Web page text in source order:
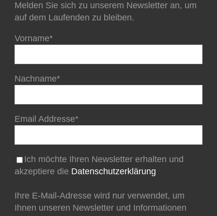
Melden Sie sich zu unserem Newsletter an, um
auf dem Laufenden zu bleiben.
Vorname*
Nachname*
Email Addresse*
Ich möchte Ihren Newsletter erhalten und
akzeptiere die Datenschutzerklärung
Ihre E-Mail-Adresse wird nur verwendet, um
Ihnen unseren Newsletter und Informationen